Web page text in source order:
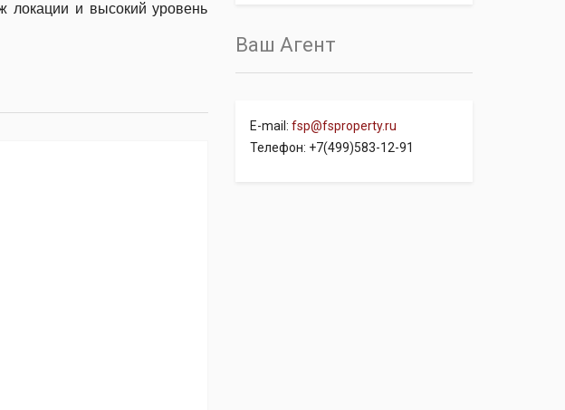
локации и высокий уровень
Ваш Агент
E-mail: fsp@fsproperty.ru
Телефон: +7(499)583-12-91